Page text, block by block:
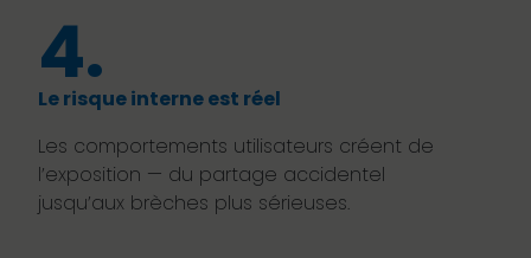
4.
Le risque interne est réel
Les comportements utilisateurs créent de
l’exposition — du partage accidentel
jusqu’aux brèches plus sérieuses.